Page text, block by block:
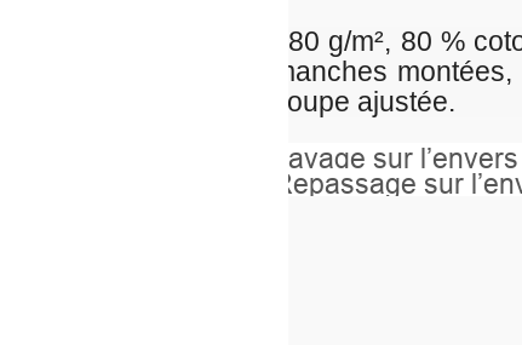
g/m², 80 % coton ring spun peigné,
montées, bord côte avec
sur l’envers à 40°.